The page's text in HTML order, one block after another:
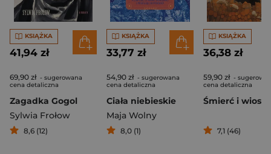
KSIĄŻKA
41,94 zł
69,90 zł - sugerowana
cena detaliczna
Zagadka Gogol
Sylwia Frołow
8,6 (12)
KSIĄŻKA
33,77 zł
54,90 zł - sugerowana
cena detaliczna
Ciała niebieskie
Maja Wolny
8,0 (1)
KSIĄŻKA
36,38 zł
59,90 zł -
cena detaliczna
Śmierć i
7,1 (46)